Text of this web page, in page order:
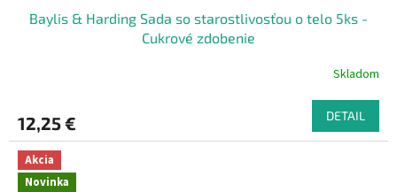
Baylis & Harding Sada so starostlivosťou o telo 5ks -
Cukrové zdobenie
Skladom
12,25 € DETAIL
Akcia
Novinka